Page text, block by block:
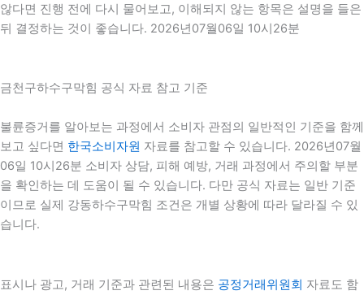
않다면 진행 전에 다시 물어보고, 이해되지 않는 항목은 설명을 들은
뒤 결정하는 것이 좋습니다. 2026년07월06일 10시26분
금천구하수구막힘 공식 자료 참고 기준
불륜증거를 알아보는 과정에서 소비자 관점의 일반적인 기준을 함께
보고 싶다면 한국소비자원 자료를 참고할 수 있습니다. 2026년07월
06일 10시26분 소비자 상담, 피해 예방, 거래 과정에서 주의할 부분
을 확인하는 데 도움이 될 수 있습니다. 다만 공식 자료는 일반 기준
이므로 실제 강동하수구막힘 조건은 개별 상황에 따라 달라질 수 있
습니다.
표시나 광고, 거래 기준과 관련된 내용은 공정거래위원회 자료도 함